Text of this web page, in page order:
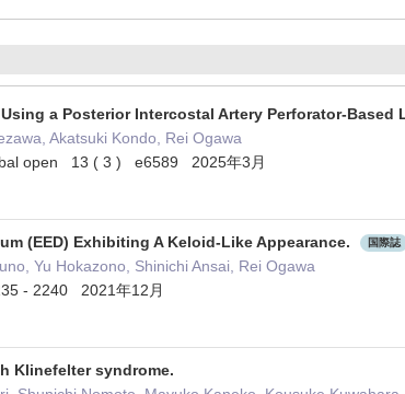
a Posterior Intercostal Artery Perforator-
Akatsuki Kondo, Rei Ogawa
open 13 ( 3 ) e6589 2025年3月
(EED) Exhibiting A Keloid-Like Appearance. 国際誌
Yu Hokazono, Shinichi Ansai, Rei Ogawa
- 2240 2021年12月
Klinefelter syndrome.